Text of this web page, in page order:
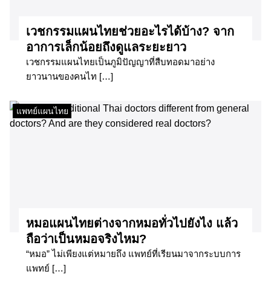
เวชกรรมแผนไทยช่วยอะไรได้บ้าง? จาก
อาการเล็กน้อยถึงดูแลระยะยาว
เวชกรรมแผนไทยเป็นภูมิปัญญาที่สืบทอดมาอย่าง
ยาวนานของคนไท […]
แพทย์แผนไทย
หมอแผนไทยต่างจากหมอทั่วไปยังไง แล้ว
ถือว่าเป็นหมอจริงไหม?
“หมอ” ไม่เพียงแต่หมายถึง แพทย์ที่เรียนมาจากระบบการ
แพทย์ […]